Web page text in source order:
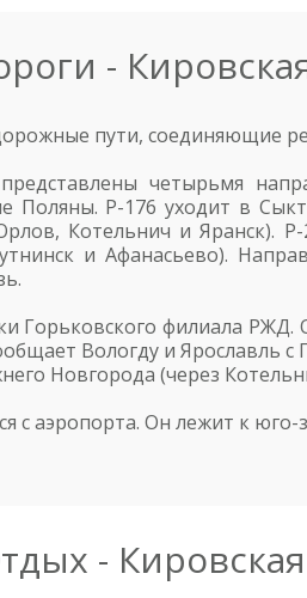
-
пути, соединяющие
четырьмя
Поляны. Р-176 уходит в
Котельнич и Яранск).
и Афанасьево).
Горьковского филиала
Вологду и
Новгорода (через
с аэропорта. Он лежит к
-